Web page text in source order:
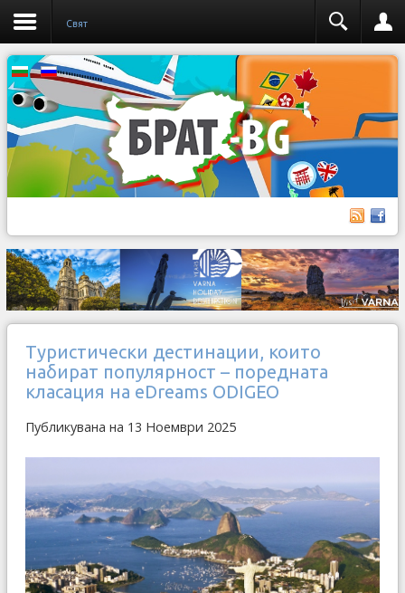
Свят
Туристически дестинации, които
набират популярност – поредната
класация на eDreams ODIGEO
Публикувана на 13 Ноември 2025